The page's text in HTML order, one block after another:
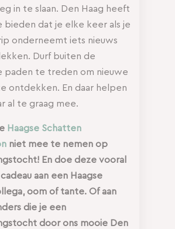
in te slaan. Den Haag heeft
bieden dat je elke keer als je
onderneemt iets nieuws
Durf buiten de
paden te treden om nieuwe
ontdekken. En daar helpen
al te graag mee.
Haagse Schatten
niet mee te nemen op
En doe deze vooral
aan een Haagse
oom of tante. Of aan
die je een
door ons mooie Den